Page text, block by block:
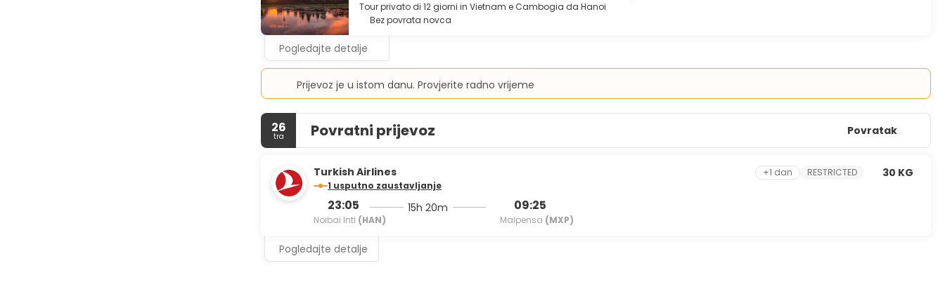
Tour privato di 12 giorni in Vietnam e Cambogia da Hanoi
Bez povrata novca
Pogledajte detalje
Prijevoz je u istom danu. Provjerite radno vrijeme
26
tra Povratni prijevoz Povratak
Turkish Airlines
1 usputno zaustavljanje
23:05
Noibai Intl (HAN)
15h 20m 09:25
Malpensa (MXP)
+1 dan RESTRICTED 30 KG
Pogledajte detalje